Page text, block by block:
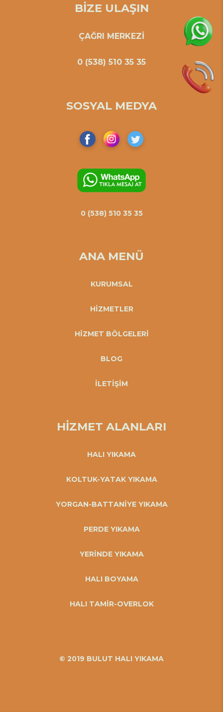
BİZE ULAŞIN
ÇAĞRI MERKEZİ
0 (538) 510 35 35
SOSYAL MEDYA
0 (538) 510 35 35
ANA MENÜ
KURUMSAL
HİZMETLER
HİZMET BÖLGELERİ
BLOG
İLETİŞİM
HİZMET ALANLARI
HALI YIKAMA
KOLTUK-YATAK YIKAMA
YORGAN-BATTANİYE YIKAMA
PERDE YIKAMA
YERİNDE YIKAMA
HALI BOYAMA
HALI TAMİR-OVERLOK
© 2019 BULUT HALI YIKAMA